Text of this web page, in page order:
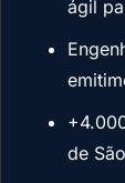
ágil
de